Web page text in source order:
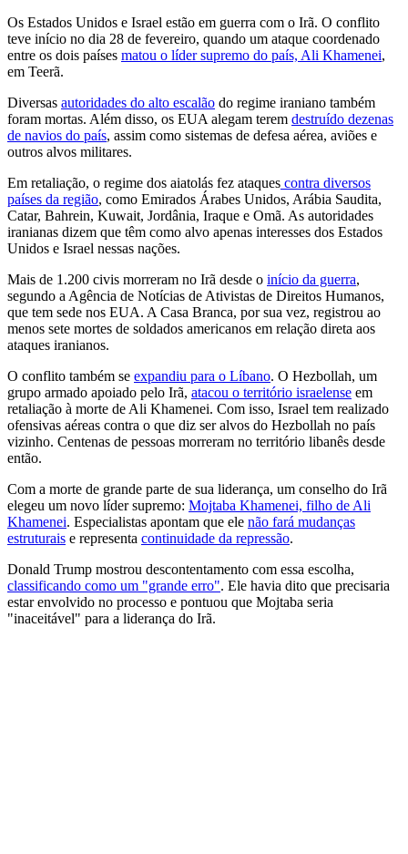
Os Estados Unidos e Israel estão em guerra com o Irã. O conflito
teve início no dia 28 de fevereiro, quando um ataque coordenado
entre os dois países matou o líder supremo do país, Ali Khamenei,
em Teerã.
Diversas autoridades do alto escalão do regime iraniano também
foram mortas. Além disso, os EUA alegam terem destruído dezenas
de navios do país, assim como sistemas de defesa aérea, aviões e
outros alvos militares.
Em retaliação, o regime dos aiatolás fez ataques contra diversos
países da região, como Emirados Árabes Unidos, Arábia Saudita,
Catar, Bahrein, Kuwait, Jordânia, Iraque e Omã. As autoridades
iranianas dizem que têm como alvo apenas interesses dos Estados
Unidos e Israel nessas nações.
Mais de 1.200 civis morreram no Irã desde o início da guerra,
segundo a Agência de Notícias de Ativistas de Direitos Humanos,
que tem sede nos EUA. A Casa Branca, por sua vez, registrou ao
menos sete mortes de soldados americanos em relação direta aos
ataques iranianos.
O conflito também se expandiu para o Líbano. O Hezbollah, um
grupo armado apoiado pelo Irã, atacou o território israelense em
retaliação à morte de Ali Khamenei. Com isso, Israel tem realizado
ofensivas aéreas contra o que diz ser alvos do Hezbollah no país
vizinho. Centenas de pessoas morreram no território libanês desde
então.
Com a morte de grande parte de sua liderança, um conselho do Irã
elegeu um novo líder supremo: Mojtaba Khamenei, filho de Ali
Khamenei. Especialistas apontam que ele não fará mudanças
estruturais e representa continuidade da repressão.
Donald Trump mostrou descontentamento com essa escolha,
classificando como um "grande erro". Ele havia dito que precisaria
estar envolvido no processo e pontuou que Mojtaba seria
"inaceitável" para a liderança do Irã.